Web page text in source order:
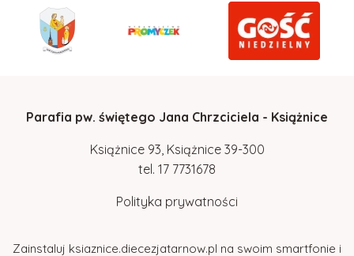
Parafia pw. świętego Jana Chrzciciela - Książnice
Książnice 93, Książnice 39-300
tel. 17 7731678
Polityka prywatności
Zainstaluj ksiaznice.diecezjatarnow.pl na swoim smartfonie i